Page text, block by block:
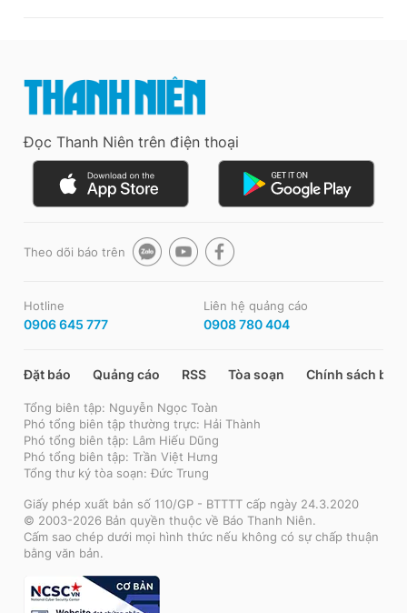
Đọc Thanh Niên trên điện thoại
Theo dõi báo trên
Hotline
0906 645 777
Liên hệ quảng cáo
0908 780 404
Đặt báo Quảng cáo RSS Tòa soạn Chính sách bảo
Tổng biên tập: Nguyễn Ngọc Toàn
Phó tổng biên tập thường trực: Hải Thành
Phó tổng biên tập: Lâm Hiếu Dũng
Phó tổng biên tập: Trần Việt Hưng
Tổng thư ký tòa soạn: Đức Trung
Giấy phép xuất bản số 110/GP - BTTTT cấp ngày 24.3.2020
© 2003-2026 Bản quyền thuộc về Báo Thanh Niên.
Cấm sao chép dưới mọi hình thức nếu không có sự chấp thuận
bằng văn bản.